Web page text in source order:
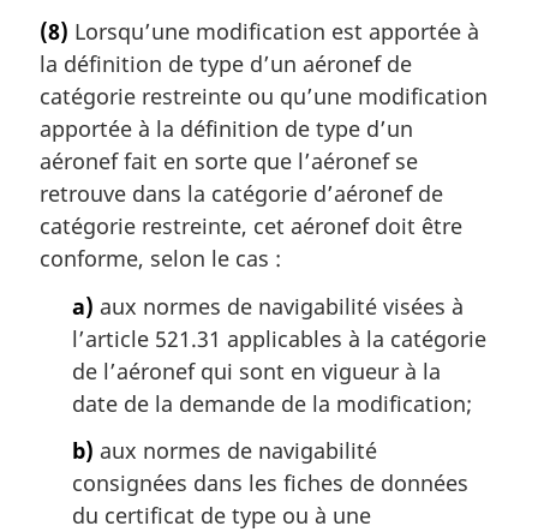
(8) Lorsqu’une modification est apportée à
la définition de type d’un aéronef de
catégorie restreinte ou qu’une modification
apportée à la définition de type d’un
aéronef fait en sorte que l’aéronef se
retrouve dans la catégorie d’aéronef de
catégorie restreinte, cet aéronef doit être
conforme, selon le cas :
a) aux normes de navigabilité visées à
l’article 521.31 applicables à la catégorie
de l’aéronef qui sont en vigueur à la
date de la demande de la modification;
b) aux normes de navigabilité
consignées dans les fiches de données
du certificat de type ou à une